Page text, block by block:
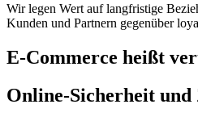
Wir legen Wert auf langfristige
Kunden und Partnern gegenüber
E-Commerce heißt
Online-Sicherheit